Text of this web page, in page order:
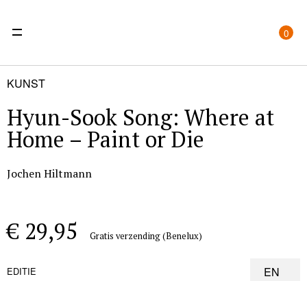
0
KUNST
Hyun-Sook Song: Where at
Home – Paint or Die
Jochen Hiltmann
€ 29,95 Gratis verzending (Benelux)
EDITIE